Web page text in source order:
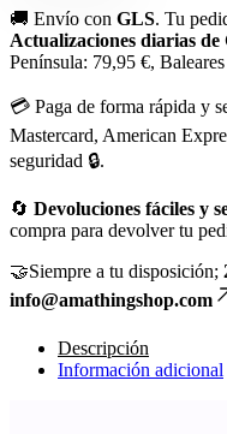
🚚 Envío con GLS. Tu
Actualizaciones diarias
Península: 79,95 €,
💳 Paga de forma rápida y
Mastercard, American
seguridad 🔒.
🔄 Devoluciones fáciles y
compra para devolver tu
🤝Siempre a tu disposición;
info@amathingshop.com
Descripción
Información adicional